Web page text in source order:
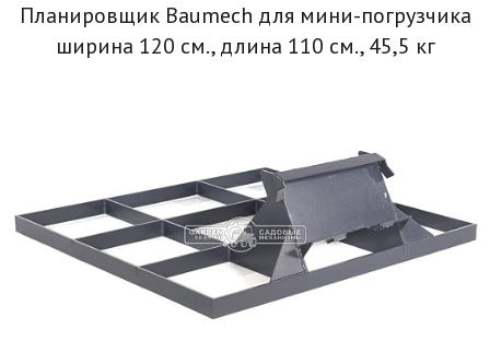
Планировщик Baumech для мини-погрузчика
ширина 120 см., длина 110 см., 45,5 кг